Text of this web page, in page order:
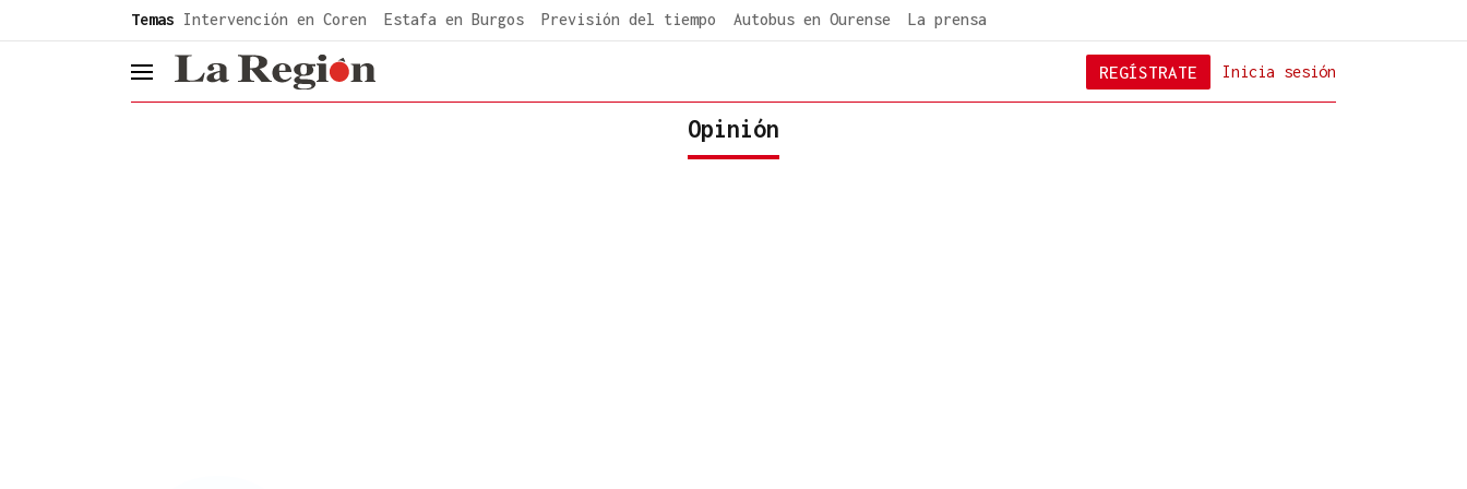
Temas Intervención en Coren Estafa en Burgos Previsión del tiempo Autobus en Ourense La prensa
header.menu.open Inicia sesión
REGÍSTRATE
Opinión